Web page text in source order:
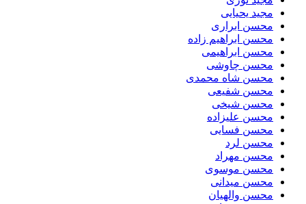
مجید یحیایی
محسن ابراری
محسن ابراهیم زاده
محسن ابراهیمی
محسن چاوشی
محسن شاه محمدی
محسن شفیعی
محسن شیخی
محسن علیزاده
محسن فسایی
محسن لرد
محسن مهراد
محسن موسوی
محسن میدانی
محسن والهیان